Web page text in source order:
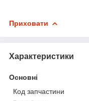
Приховати
Характеристики
Основні
Код запчастини